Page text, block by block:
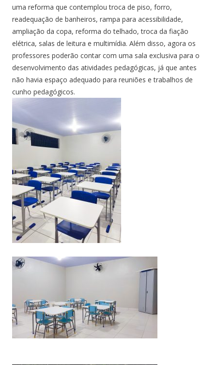
uma reforma que contemplou troca de piso, forro,
readequação de banheiros, rampa para acessibilidade,
ampliação da copa, reforma do telhado, troca da fiação
elétrica, salas de leitura e multimídia. Além disso, agora os
professores poderão contar com uma sala exclusiva para o
desenvolvimento das atividades pedagógicas, já que antes
não havia espaço adequado para reuniões e trabalhos de
cunho pedagógicos.